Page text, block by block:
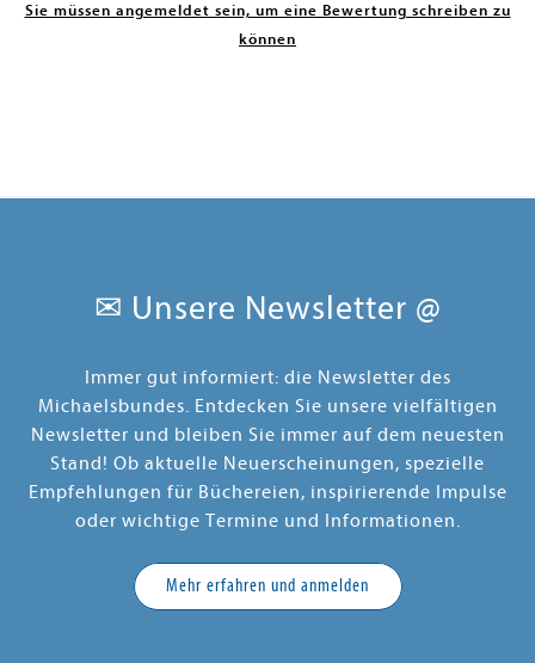
Sie müssen angemeldet sein, um eine Bewertung schreiben zu
können
✉ Unsere Newsletter @
Immer gut informiert: die Newsletter des
Michaelsbundes. Entdecken Sie unsere vielfältigen
Newsletter und bleiben Sie immer auf dem neuesten
Stand! Ob aktuelle Neuerscheinungen, spezielle
Empfehlungen für Büchereien, inspirierende Impulse
oder wichtige Termine und Informationen.
Mehr erfahren und anmelden